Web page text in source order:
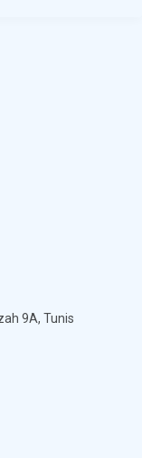
9A, Tunis